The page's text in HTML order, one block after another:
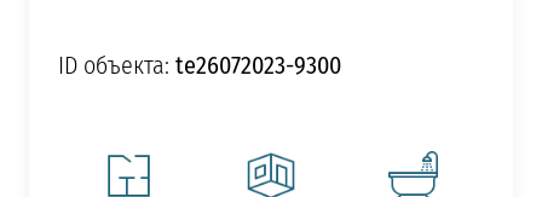
ID объекта: te26072023-9300